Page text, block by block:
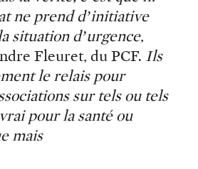
ne prend d’initiative
situation d’urgence,
Fleuret, du PCF. Ils
le relais pour
sur tels ou tels
pour la santé ou
mais